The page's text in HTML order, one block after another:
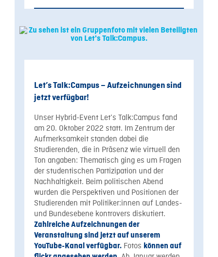
Let’s Talk:Campus – Aufzeichnungen sind
jetzt verfügbar!
Unser Hybrid-Event Let’s Talk:Campus fand
am 20. Oktober 2022 statt. Im Zentrum der
Aufmerksamkeit standen dabei die
Studierenden, die in Präsenz wie virtuell den
Ton angaben: Thematisch ging es um Fragen
der studentischen Partizipation und der
Nachhaltigkeit. Beim politischen Abend
wurden die Perspektiven und Positionen der
Studierenden mit Politiker:innen auf Landes-
und Bundesebene kontrovers diskutiert.
Zahlreiche Aufzeichnungen der
Veranstaltung sind jetzt auf unserem
YouTube-Kanal verfügbar. Fotos können auf